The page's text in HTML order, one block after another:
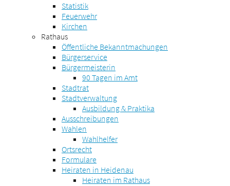
Statistik
Feuerwehr
Kirchen
Rathaus
Öffentliche Bekanntmachungen
Bürgerservice
Bürgermeisterin
90 Tagen im Amt
Stadtrat
Stadtverwaltung
Ausbildung & Praktika
Ausschreibungen
Wahlen
Wahlhelfer
Ortsrecht
Formulare
Heiraten in Heidenau
Heiraten im Rathaus